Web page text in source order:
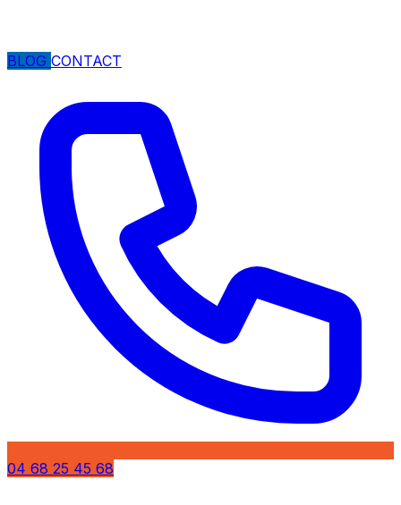
BLOG CONTACT
04 68 25 45 68